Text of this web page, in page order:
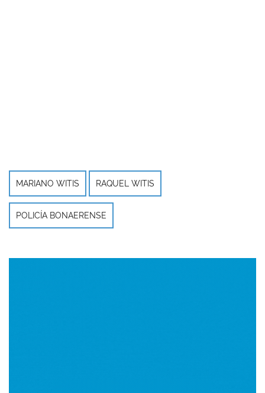
MARIANO WITIS RAQUEL WITIS
POLICÍA BONAERENSE